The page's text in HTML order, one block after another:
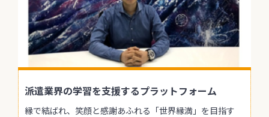
派遣業界の学習を支援するプラットフォーム
縁で結ばれ、笑顔と感謝あふれる「世界縁満」を目指す